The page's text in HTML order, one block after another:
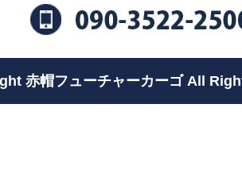
赤帽フューチャーカーゴ All